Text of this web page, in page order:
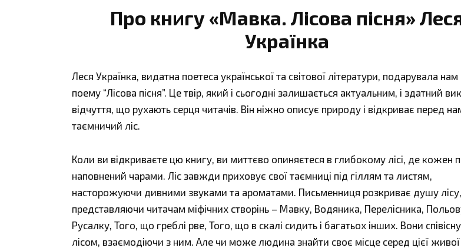
Про книгу «Мавка. Лісова пісня»
Українка
Леся Українка, видатна поетеса української та світової літератури, подарувала
поему “Лісова пісня”. Це твір, який і сьогодні залишається актуальним, і здатний
відчуття, що рухають серця читачів. Він ніжно описує природу і відкриває перед
таємничий ліс.
Коли ви відкриваєте цю книгу, ви миттєво опиняєтеся в глибокому лісі, де кожен
наповнений чарами. Ліс завжди приховує свої таємниці під гіллям та листям,
насторожуючи дивними звуками та ароматами. Письменниця розкриває душу лісу,
представляючи читачам міфічних створінь – Мавку, Водяника, Перелісника,
Русалку, Того, що греблі рве, Того, що в скалі сидить і багатьох інших. Вони
лісом, взаємодіючи з ним. Але чи може людина знайти своє місце серед цієї живої